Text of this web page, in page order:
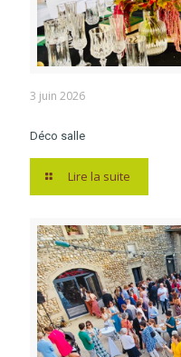
3 juin 2026
Déco salle
Lire la suite